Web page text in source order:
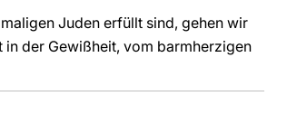
Juden erfüllt sind, gehen wir
der Gewißheit, vom barmherzigen